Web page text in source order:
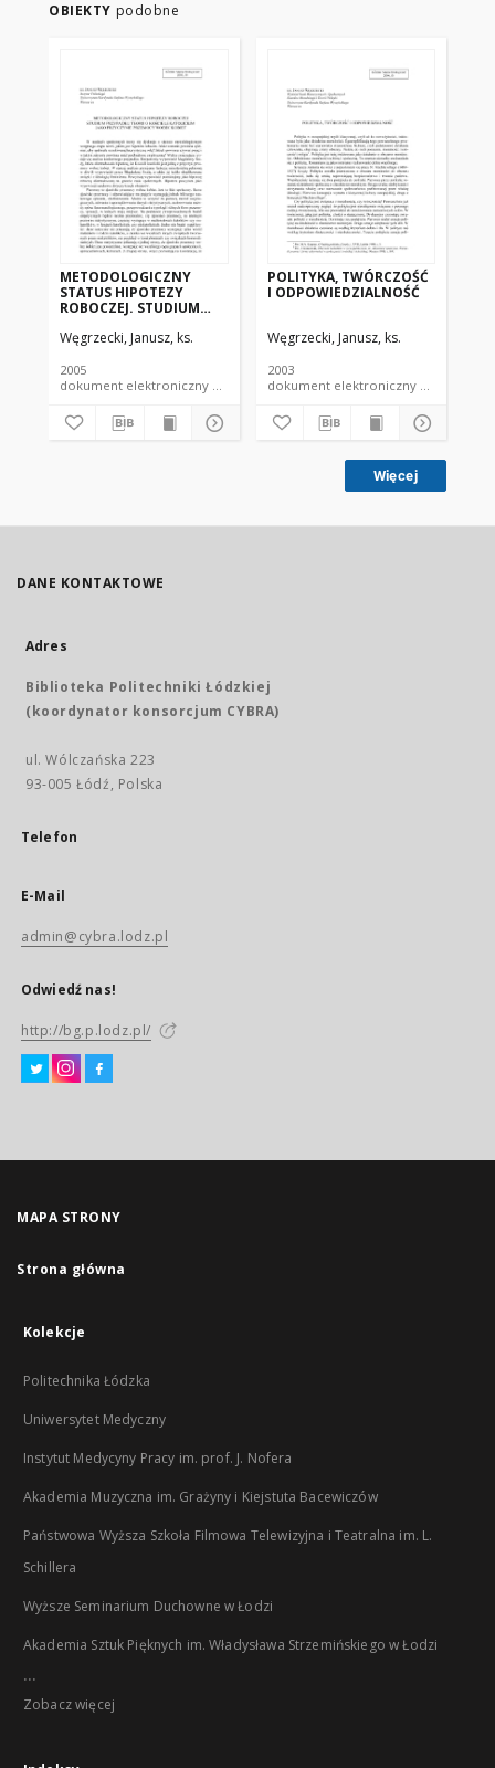
OBIEKTY podobne
METODOLOGICZNY
STATUS HIPOTEZY
ROBOCZEJ. STUDIUM
KOŚCIELE KATOLICKIM
PRZEMOCY WOBEC
KOBIET
Węgrzecki, Janusz, ks.
2005
dokument elektroniczny czasopismo
POLITYKA, TWÓRCZOŚĆ
I ODPOWIEDZIALNOŚĆ
Węgrzecki, Janusz, ks.
2003
dokument elektroniczny czasopismo
Więcej
DANE KONTAKTOWE
Adres
Biblioteka Politechniki Łódzkiej
(koordynator konsorcjum CYBRA)
ul. Wólczańska 223
93-005 Łódź, Polska
Telefon
E-Mail
admin@cybra.lodz.pl
Odwiedź nas!
http://bg.p.lodz.pl/
MAPA STRONY
Strona główna
Kolekcje
Politechnika Łódzka
Uniwersytet Medyczny
Instytut Medycyny Pracy im. prof. J. Nofera
Akademia Muzyczna im. Grażyny i Kiejstuta Bacewiczów
Państwowa Wyższa Szkoła Filmowa Telewizyjna i Teatralna im. L.
Schillera
Wyższe Seminarium Duchowne w Łodzi
Akademia Sztuk Pięknych im. Władysława Strzemińskiego w Łodzi
...
Zobacz więcej